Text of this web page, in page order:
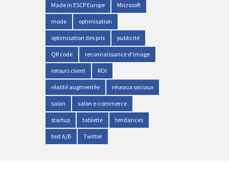
Made in ESCP Europe Microsoft
mode optimisation
optimisation des prix publicité
QR code reconnaissance d'image
retours client ROI
réalité augmentée réseaux sociaux
salon salon e-commerce
startup tablette tendances
test A/B Twitter